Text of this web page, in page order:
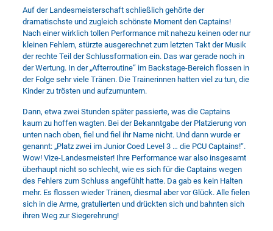
Auf der Landesmeisterschaft schließlich gehörte der
dramatischste und zugleich schönste Moment den Captains!
Nach einer wirklich tollen Performance mit nahezu keinen oder nur
kleinen Fehlern, stürzte ausgerechnet zum letzten Takt der Musik
der rechte Teil der Schlussformation ein. Das war gerade noch in
der Wertung. In der „Afterroutine“ im Backstage-Bereich flossen in
der Folge sehr viele Tränen. Die Trainerinnen hatten viel zu tun, die
Kinder zu trösten und aufzumuntern.
Dann, etwa zwei Stunden später passierte, was die Captains
kaum zu hoffen wagten. Bei der Bekanntgabe der Platzierung von
unten nach oben, fiel und fiel ihr Name nicht. Und dann wurde er
genannt: „Platz zwei im Junior Coed Level 3 … die PCU Captains!“.
Wow! Vize-Landesmeister! Ihre Performance war also insgesamt
überhaupt nicht so schlecht, wie es sich für die Captains wegen
des Fehlers zum Schluss angefühlt hatte. Da gab es kein Halten
mehr. Es flossen wieder Tränen, diesmal aber vor Glück. Alle fielen
sich in die Arme, gratulierten und drückten sich und bahnten sich
ihren Weg zur Siegerehrung!